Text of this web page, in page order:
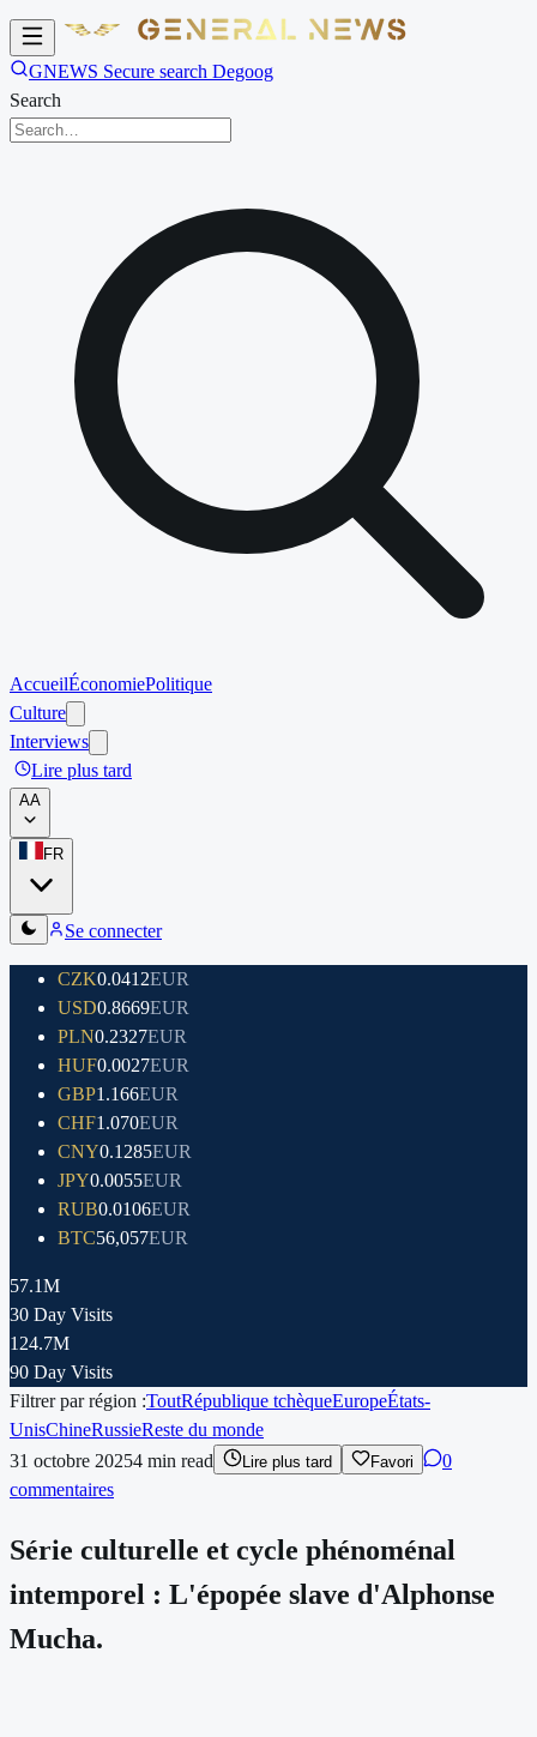
GNEWS Secure search Degoog
Search
AccueilÉconomiePolitique
Culture
Interviews
Lire plus tard
AA
FR
Se connecter
CZK0.0412EUR
USD0.8669EUR
PLN0.2327EUR
HUF0.0027EUR
GBP1.166EUR
CHF1.070EUR
CNY0.1285EUR
JPY0.0055EUR
RUB0.0106EUR
BTC56,057EUR
57.1M
30 Day Visits
124.7M
90 Day Visits
Filtrer par région :ToutRépublique tchèqueEuropeÉtats-
UnisChineRussieReste du monde
31 octobre 20254 min read Lire plus tard Favori
0
commentaires
Série culturelle et cycle phénoménal
intemporel : L'épopée slave d'Alphonse
Mucha.